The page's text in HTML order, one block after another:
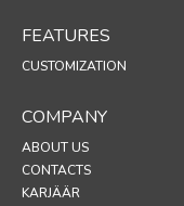
FEATURES
CUSTOMIZATION
COMPANY
ABOUT US
CONTACTS
KARJÄÄR